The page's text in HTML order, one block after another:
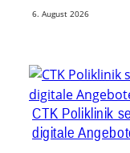
6. August 2026
CTK Poliklinik
digitale